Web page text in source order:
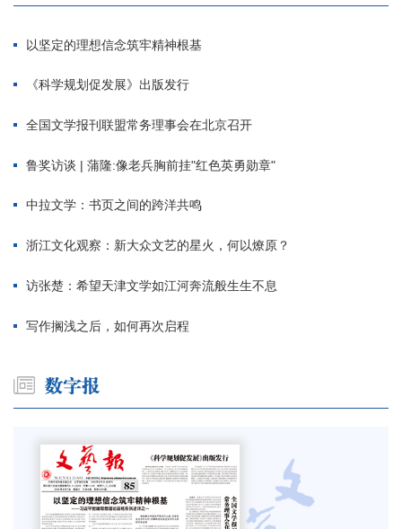
以坚定的理想信念筑牢精神根基
《科学规划促发展》出版发行
全国文学报刊联盟常务理事会在北京召开
鲁奖访谈 | 蒲隆:像老兵胸前挂"红色英勇勋章"
中拉文学：书页之间的跨洋共鸣
浙江文化观察：新大众文艺的星火，何以燎原？
访张楚：希望天津文学如江河奔流般生生不息
写作搁浅之后，如何再次启程